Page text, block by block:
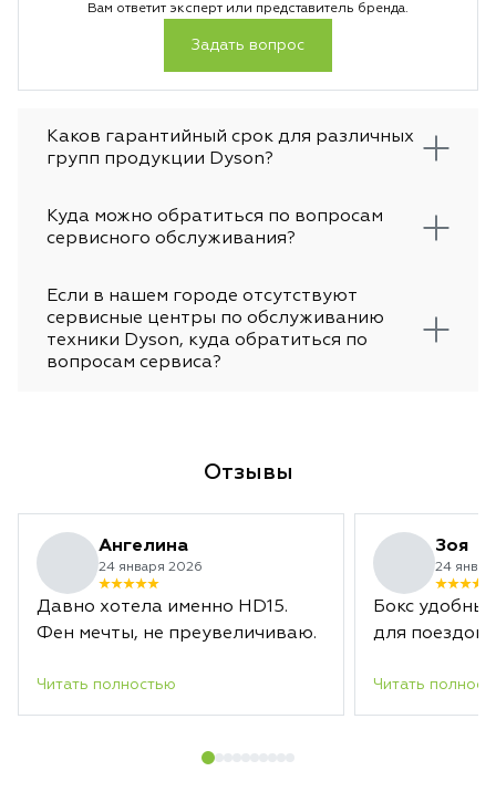
Вам ответит эксперт или представитель бренда.
Задать вопрос
Каков гарантийный срок для различных
групп продукции Dyson?
Куда можно обратиться по вопросам
сервисного обслуживания?
Если в нашем городе отсутствуют
сервисные центры по обслуживанию
техники Dyson, куда обратиться по
вопросам сервиса?
Отзывы
Ангелина
24 января 2026
Давно хотела именно HD15.
Фен мечты, не преувеличиваю.
Читать полностью
Зоя
24
Бокс
для поездок.
Читать